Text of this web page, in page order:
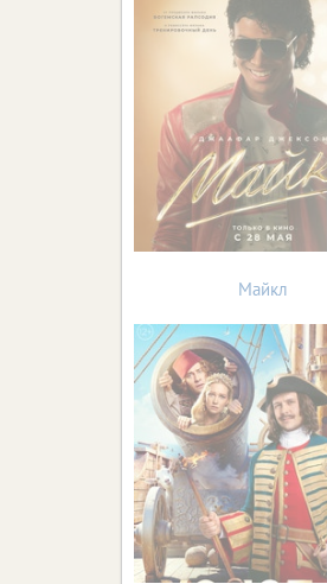
Майкл